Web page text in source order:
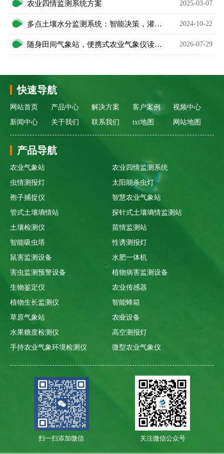
农业四情监测系统方案 2025-03-07
多点土壤水分监测系统：智能决策，灌溉无忧 2024-10-22
随身田间气象站，便携式农业气象仪读懂农田小气候 2026-07-29
快速导航
网站首页 产品中心 解决方案 客户案例
视频中心
新闻中心
关于我们 联系我们 txt地图 网站地图
产品导航
农业气象站
农业四情监测系统
虫情测报灯
太阳能杀虫灯
孢子捕捉仪
智慧农业气象站
管式土壤墒情站
探针式土壤墒情监测站
土壤检测仪
苗情监测站
智能吸虫塔
性诱测报灯
鼠害监测设备
水肥一体机
害虫监测预警设备
植物病害监测设备
生物鉴定仪
农业传感器
植物生长监测仪
智能蜂箱
草原气象站
农业设备
水果糖度检测仪
高空测报灯
手持农业气象环境检测仪
微型农业气象仪
扫一扫添加微信 关注微信公众号